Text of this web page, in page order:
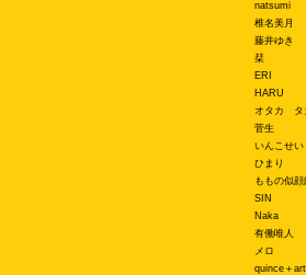
natsumi
椎名美月
藤井ゆき
栞
ERI
HARU
オタカ タ
菅生
いんこせい
ひまり
ももの似顔
SIN
Naka
有働唯人
メロ
quince＋